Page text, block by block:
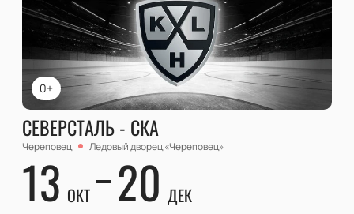
0+
СЕВЕРСТАЛЬ - СКА
Череповец Ледовый дворец «Череповец»
13 ОКТ 20 ДЕК